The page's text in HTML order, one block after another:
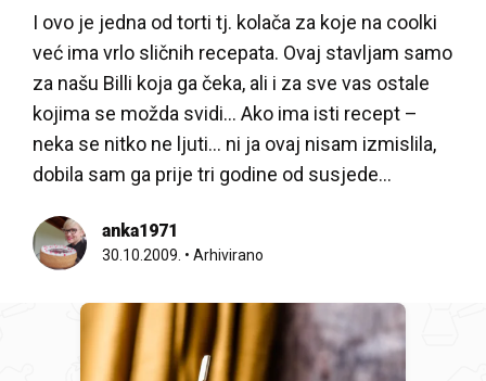
I ovo je jedna od torti tj. kolača za koje na coolki
već ima vrlo sličnih recepata. Ovaj stavljam samo
za našu Billi koja ga čeka, ali i za sve vas ostale
kojima se možda svidi… Ako ima isti recept –
neka se nitko ne ljuti… ni ja ovaj nisam izmislila,
dobila sam ga prije tri godine od susjede…
anka1971
30.10.2009. • Arhivirano